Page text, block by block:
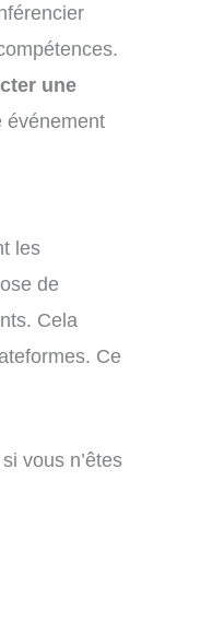
une
événement
les
de
Cela
Ce
vous n’êtes